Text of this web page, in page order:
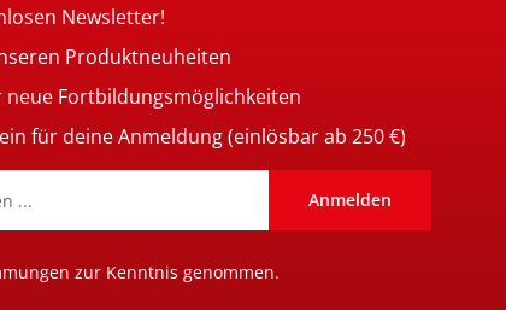
Newsletter!
Produktneuheiten
Fortbildungsmöglichkeiten
für deine Anmeldung (einlösbar ab 250 €)
Anmelden
zur Kenntnis genommen.